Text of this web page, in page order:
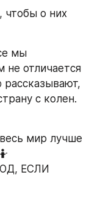
чтобы о них
мы
не отличается
рассказывают,
с колен.
мир лучше